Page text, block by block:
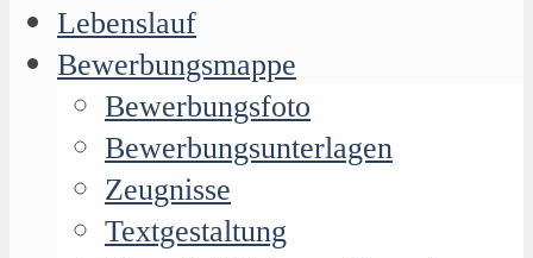
Lebenslauf
Bewerbungsmappe
Bewerbungsfoto
Bewerbungsunterlagen
Zeugnisse
Textgestaltung